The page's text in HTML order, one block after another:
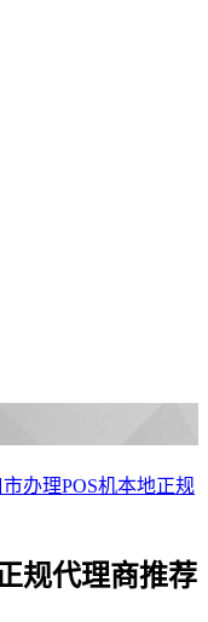
办理POS机本地正规
规代理商推荐